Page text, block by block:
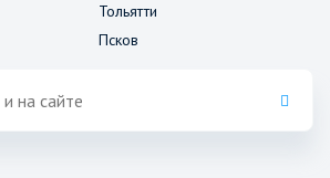
Тольятти
Псков